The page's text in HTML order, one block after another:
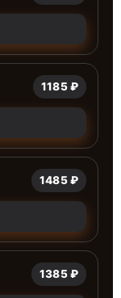
1185 ₽
1485 ₽
1385 ₽